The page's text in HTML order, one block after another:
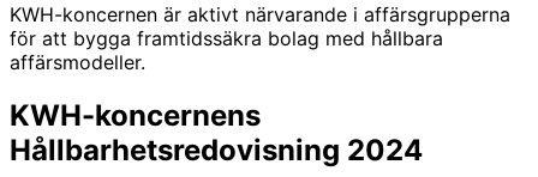
KWH-koncernen är aktivt närvarande i affärsgrupperna
för att bygga framtidssäkra bolag med hållbara
affärsmodeller.
KWH-koncernens
Hållbarhetsredovisning 2024